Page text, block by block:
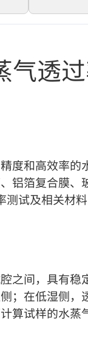
气透
和高效率
箔复合膜
试及相关材
之间，具有
；在低湿侧
算试样的水蒸